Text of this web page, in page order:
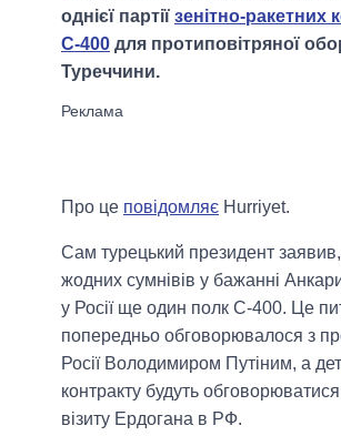
однієї партії зенітно-ракетних
С-400 для протиповітряної
Туреччини.
Про це повідомляє Hurriyet.
Сам турецький президент
жодних сумнівів у бажанні
у Росії ще один полк С-400. Це
попередньо обговорювалося з
Росії Володимиром Путіним, а
контракту будуть
візиту Ердогана в РФ.